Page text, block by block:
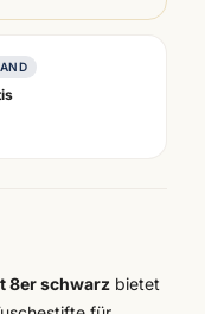
8er schwarz bietet